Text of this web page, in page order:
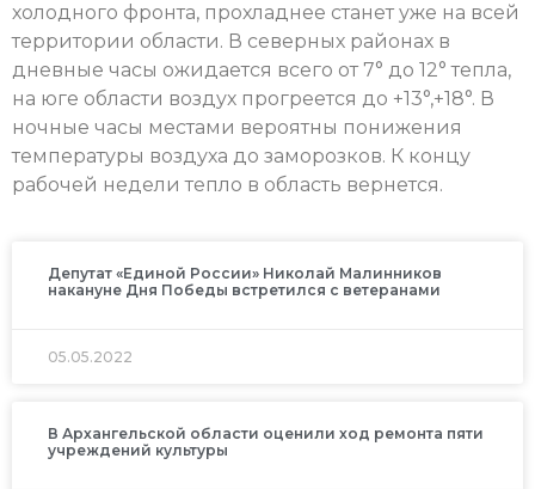
холодного фронта, прохладнее станет уже на всей
территории области. В северных районах в
дневные часы ожидается всего от 7° до 12° тепла,
на юге области воздух прогреется до +13°,+18°. В
ночные часы местами вероятны понижения
температуры воздуха до заморозков. К концу
рабочей недели тепло в область вернется.
Депутат «Единой России» Николай Малинников
накануне Дня Победы встретился с ветеранами
05.05.2022
В Архангельской области оценили ход ремонта пяти
учреждений культуры